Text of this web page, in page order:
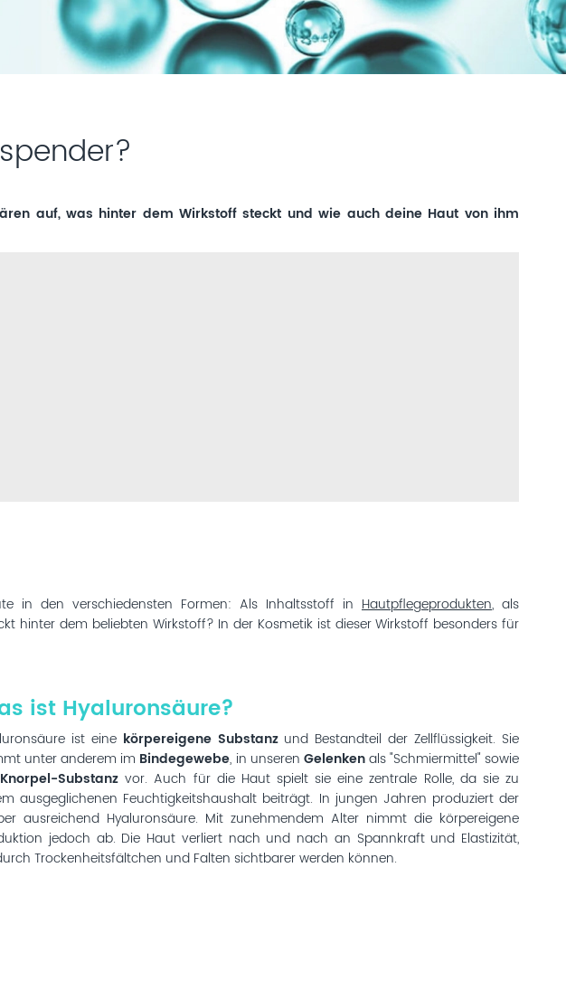
auf, was hinter dem Wirkstoff steckt und wie auch deine Haut von ihm
in den verschiedensten Formen: Als Inhaltsstoff in Hautpflegeprodukten, als
hinter dem beliebten Wirkstoff? In der Kosmetik ist dieser Wirkstoff besonders für
ist Hyaluronsäure?
ist eine körpereigene Substanzund Bestandteil der Zellflüssigkeit. Sie
unter anderem im Bindegewebe, in unseren Gelenkenals "Schmiermittel" sowie
Knorpel-Substanz vor. Auch für die Haut spielt sie eine zentrale Rolle, da sie zu
ausgeglichenen Feuchtigkeitshaushalt beiträgt. In jungen Jahren produziert der
ausreichend Hyaluronsäure. Mit zunehmendem Alter nimmt die körpereigene
jedoch ab. Die Haut verliert nach und nach an Spannkraft und Elastizität,
Trockenheitsfältchen und Falten sichtbarer werden können.